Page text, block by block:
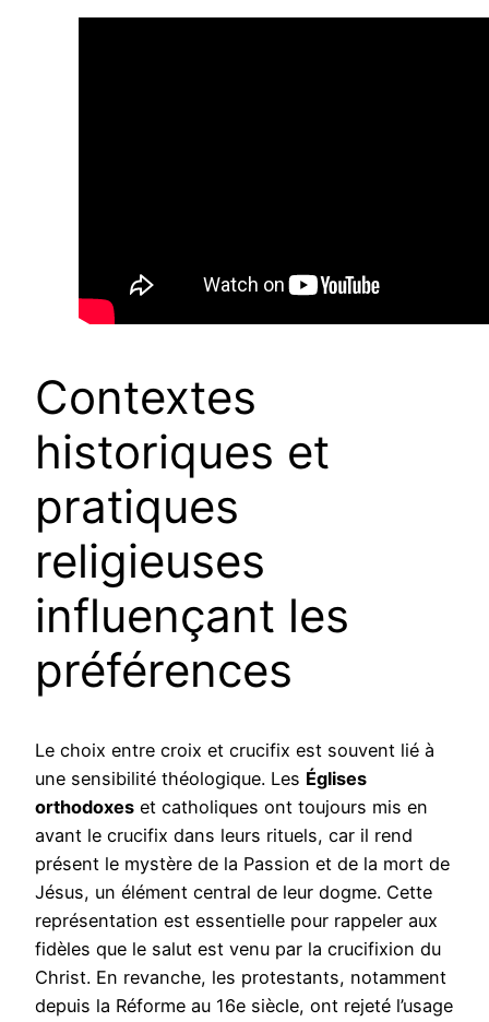
Contextes
historiques et
pratiques
religieuses
influençant les
préférences
Le choix entre croix et crucifix est souvent lié à
une sensibilité théologique. Les Églises
orthodoxes et catholiques ont toujours mis en
avant le crucifix dans leurs rituels, car il rend
présent le mystère de la Passion et de la mort de
Jésus, un élément central de leur dogme. Cette
représentation est essentielle pour rappeler aux
fidèles que le salut est venu par la crucifixion du
Christ. En revanche, les protestants, notamment
depuis la Réforme au 16e siècle, ont rejeté l’usage